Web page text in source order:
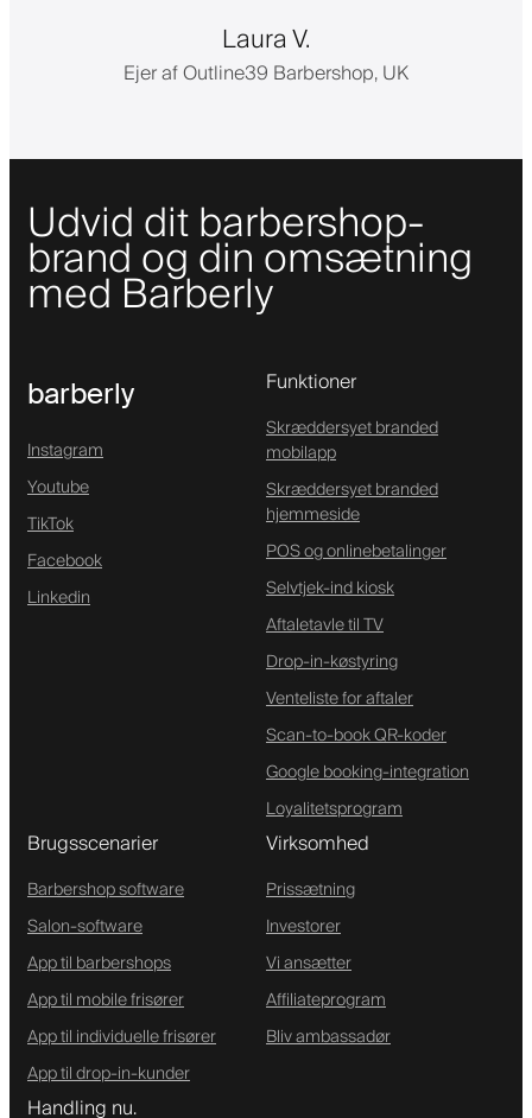
Laura V.
Ejer af Outline39 Barbershop, UK
Udvid dit barbershop-
brand og din omsætning
med Barberly
barberly
Instagram
Youtube
TikTok
Facebook
Linkedin
Funktioner
Skræddersyet branded
mobilapp
Skræddersyet branded
hjemmeside
POS og onlinebetalinger
Selvtjek-ind kiosk
Aftaletavle til TV
Drop-in-køstyring
Venteliste for aftaler
Scan-to-book QR-koder
Google booking-integration
Loyalitetsprogram
Brugsscenarier
Barbershop software
Salon-software
App til barbershops
App til mobile frisører
App til individuelle frisører
App til drop-in-kunder
Virksomhed
Prissætning
Investorer
Vi ansætter
Affiliateprogram
Bliv ambassadør
Handling nu.